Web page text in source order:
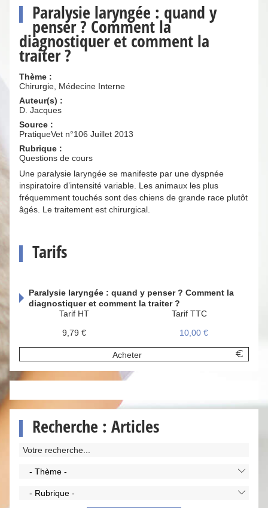
Paralysie laryngée : quand y
penser ? Comment la
diagnostiquer et comment la
traiter ?
Thème :
Chirurgie, Médecine Interne
Auteur(s) :
D. Jacques
Source :
PratiqueVet n°106 Juillet 2013
Rubrique :
Questions de cours
Une paralysie laryngée se manifeste par une dyspnée
inspiratoire d’intensité variable. Les animaux les plus
fréquemment touchés sont des chiens de grande race plutôt
âgés. Le traitement est chirurgical.
Tarifs
Paralysie laryngée : quand y penser ? Comment la
diagnostiquer et comment la traiter ?
Tarif HT
9,79 €
Tarif TTC
10,00 €
Acheter
Recherche : Articles
- Thème -
- Rubrique -